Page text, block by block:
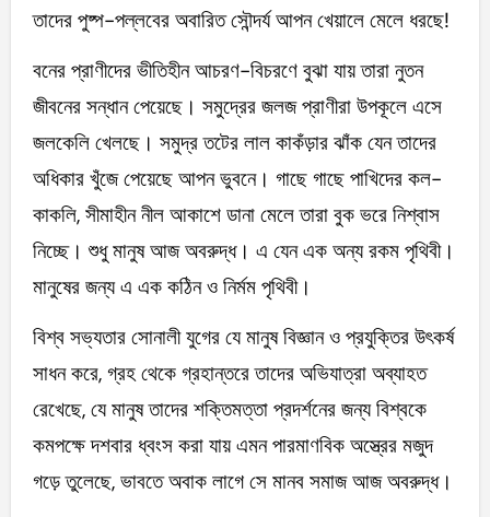
তাদের পুষ্প-পল্লবের অবারিত সৌন্দর্য আপন খেয়ালে মেলে ধরছে!
বনের প্রাণীদের ভীতিহীন আচরণ-বিচরণে বুঝা যায় তারা নুতন
জীবনের সন্ধান পেয়েছে। সমুদ্রের জলজ প্রাণীরা উপকূলে এসে
জলকেলি খেলছে। সমুদ্র তটের লাল কাকঁড়ার ঝাঁক যেন তাদের
অধিকার খুঁজে পেয়েছে আপন ভুবনে। গাছে গাছে পাখিদের কল-
কাকলি, সীমাহীন নীল আকাশে ডানা মেলে তারা বুক ভরে নিশ্বাস
নিচ্ছে। শুধু মানুষ আজ অবরুদ্ধ। এ যেন এক অন্য রকম পৃথিবী।
মানুষের জন্য এ এক কঠিন ও নির্মম পৃথিবী।
বিশ্ব সভ্যতার সোনালী যুগের যে মানুষ বিজ্ঞান ও প্রযুক্তির উৎকর্ষ
সাধন করে, গ্রহ থেকে গ্রহান্তরে তাদের অভিযাত্রা অব্যাহত
রেখেছে, যে মানুষ তাদের শক্তিমত্তা প্রদর্শনের জন্য বিশ্বকে
কমপক্ষে দশবার ধ্বংস করা যায় এমন পারমাণবিক অস্ত্রের মজুদ
গড়ে তুলেছে, ভাবতে অবাক লাগে সে মানব সমাজ আজ অবরুদ্ধ।